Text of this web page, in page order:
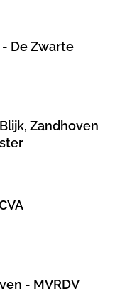
De Zwarte
Zandhoven
- MVRDV